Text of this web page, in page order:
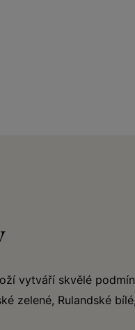
vytváří skvělé
zelené, Rulandské